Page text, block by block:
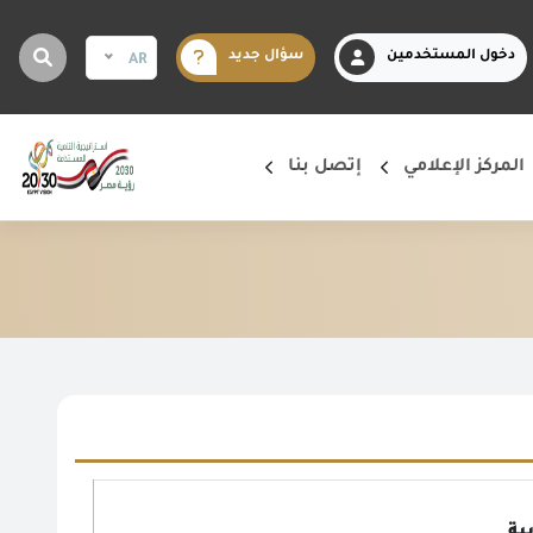
دخول المستخدمين سؤال جديد AR
المركز الإعلامي إتصل بنا